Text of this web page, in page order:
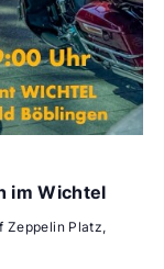
im Wichtel
Zeppelin Platz,